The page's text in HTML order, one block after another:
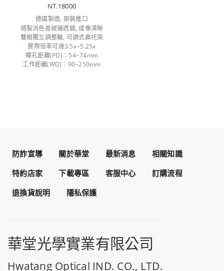
NT.18000
德國製造, 原裝進口
德製消色差玻璃透鏡, 成像清晰
雙眼獨立調整輪, 可調式鼻托架
實際倍率可達3.5x~5.25x
瞳孔距離(PD)：54~74mm
工作距離(WD)：90~250mm
防詐宣導 關於華堂 最新消息
相關知識
特約店家
下載專區 客服中心
訂購流程
退換貨說明
隱私保護
華堂光學實業有限公司
Hwatang Optical IND. CO., LTD.